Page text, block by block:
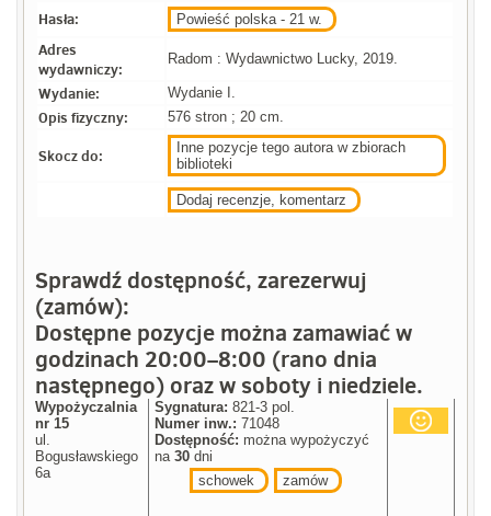
Hasła: Powieść polska - 21 w.
Adres
wydawniczy:
Radom : Wydawnictwo Lucky, 2019.
Wydanie: Wydanie I.
Opis fizyczny: 576 stron ; 20 cm.
Skocz do:
Inne pozycje tego autora w zbiorach
biblioteki
Dodaj recenzje, komentarz
Sprawdź dostępność, zarezerwuj
(zamów):
Dostępne pozycje można zamawiać w
godzinach 20:00–8:00 (rano dnia
następnego) oraz w soboty i niedziele.
Wypożyczalnia
nr 15
ul.
Bogusławskiego
6a
Sygnatura: 821-3 pol.
Numer inw.: 71048
Dostępność: można wypożyczyć
na30 dni
schowek
zamów